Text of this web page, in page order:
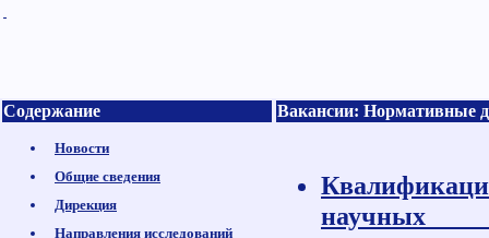
Содержание
Новости
Общие сведения
Дирекция
Направления исследований
Вакансии: Нормативные
научных